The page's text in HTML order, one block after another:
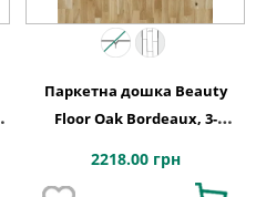
Паркетна дошка Beauty
Floor Oak Bordeaux, 3-
2218.00 грн